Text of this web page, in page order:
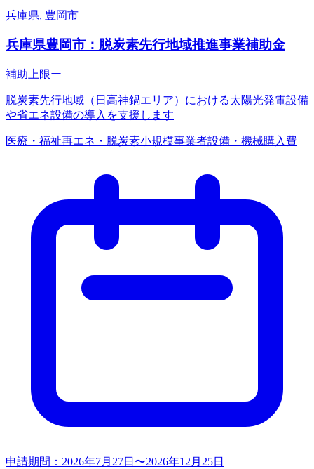
兵庫県, 豊岡市
兵庫県豊岡市：脱炭素先行地域推進事業補助金
補助上限ー
脱炭素先行地域（日高神鍋エリア）における太陽光発電設備
や省エネ設備の導入を支援します
医療・福祉再エネ・脱炭素小規模事業者設備・機械購入費
申請期間： 2026年7月27日〜2026年12月25日